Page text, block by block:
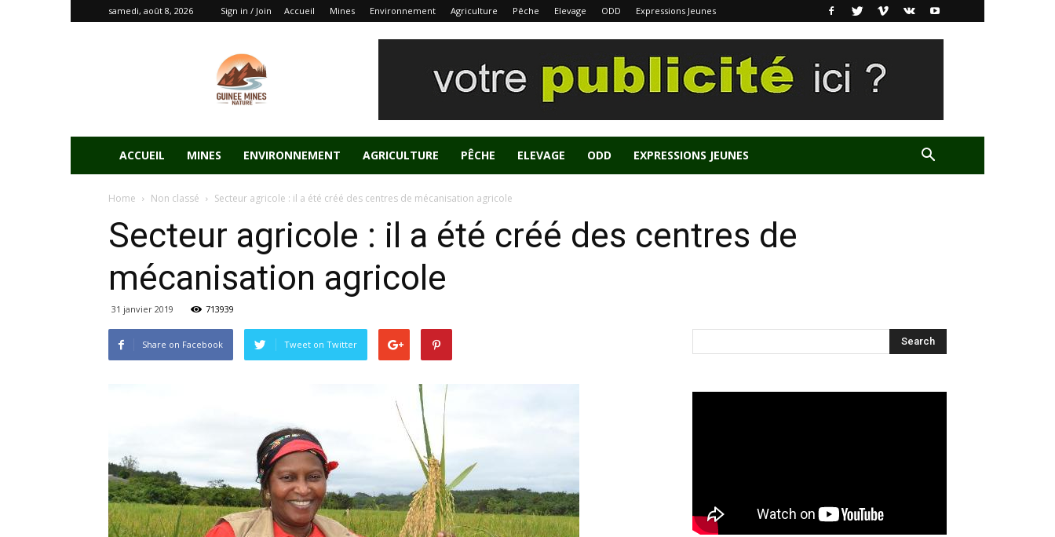
samedi, août 8, 2026 Sign in / Join Accueil Mines Environnement Agriculture Pêche Elevage ODD Expressions Jeunes
ACCUEIL MINES ENVIRONNEMENT AGRICULTURE PÊCHE ELEVAGE ODD EXPRESSIONS JEUNES
Home Non classé Secteur agricole : il a été créé des centres de mécanisation agricole
Secteur agricole : il a été créé des centres de
mécanisation agricole
31 janvier 2019 713939
Share on Facebook Tweet on Twitter